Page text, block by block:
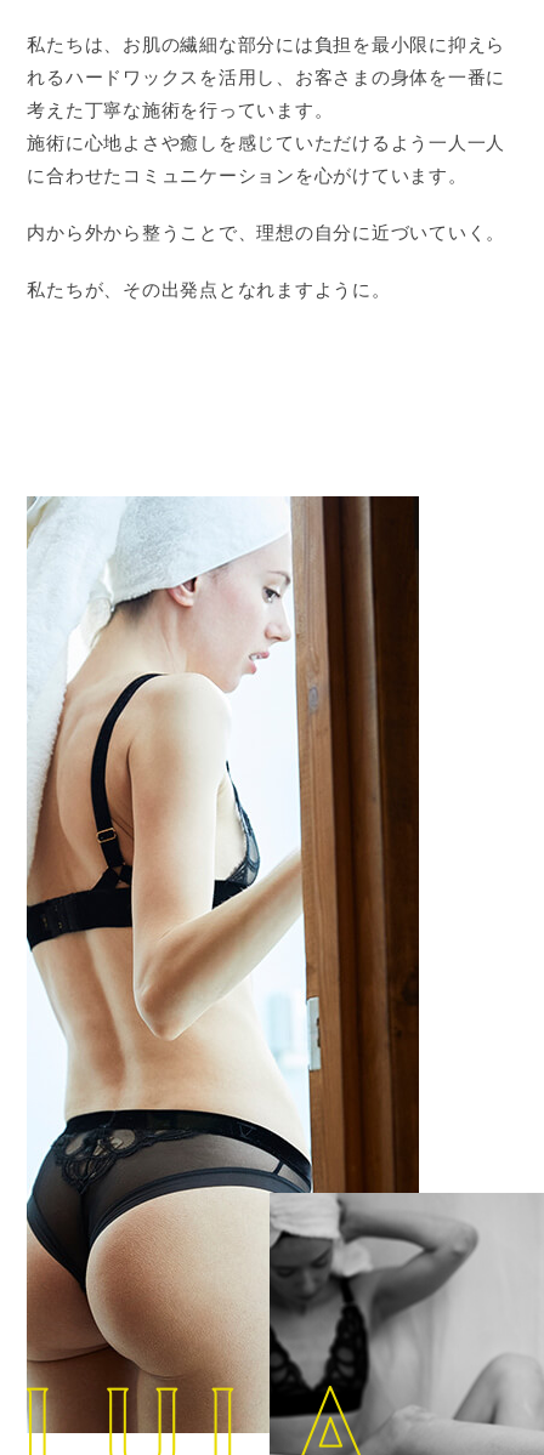
私たちは、お肌の繊細な部分には負担を最小限に抑えら
れるハードワックスを活用し、お客さまの身体を一番に
考えた丁寧な施術を行っています。
施術に心地よさや癒しを感じていただけるよう一人一人
に合わせたコミュニケーションを心がけています。
内から外から整うことで、理想の自分に近づいていく。
私たちが、その出発点となれますように。